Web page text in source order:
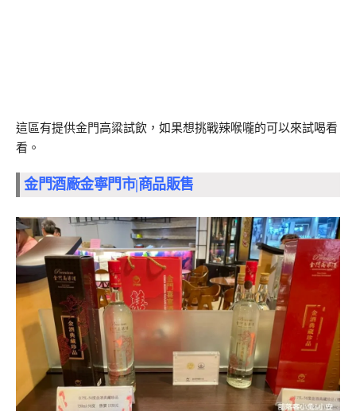
這區有提供金門高粱試飲，如果想挑戰辣喉嚨的可以來試喝看
看。
金門酒廠金寧門市|商品販售